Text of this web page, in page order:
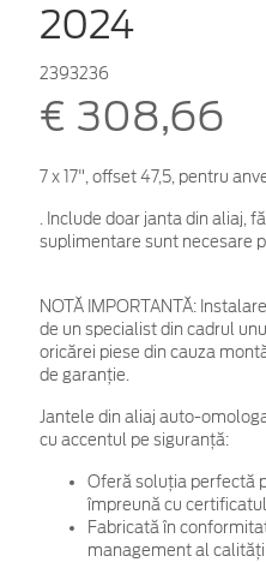
2024
2393236
€ 308,66
7 x 17", offset 47,5, pentru
. Include doar janta din aliaj,
suplimentare sunt necesare
NOTĂ IMPORTANTĂ:
de un specialist din cadrul
oricărei piese din cauza
de garanţie.
Jantele din aliaj auto-
cu accentul pe siguranță:
Oferă soluția perfectă
împreună cu
Fabricată în
management al calității